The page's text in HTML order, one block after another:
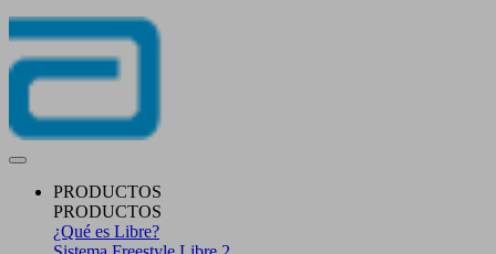
PRODUCTOS
PRODUCTOS
¿Qué es Libre?